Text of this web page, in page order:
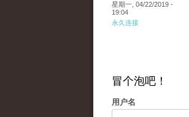
星期一, 04/22/2019 -
19:04
永久连接
冒个泡吧！
用户名